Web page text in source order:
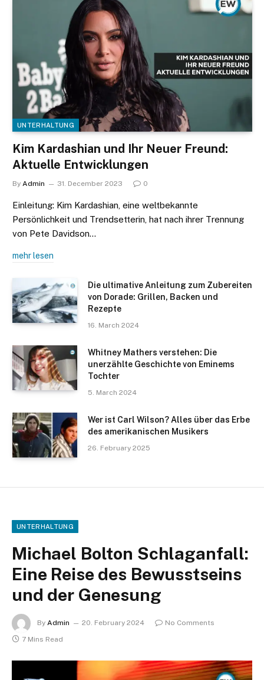
UNTERHALTUNG
Kim Kardashian und Ihr Neuer Freund:
Aktuelle Entwicklungen
By Admin 31. December 2023 0
Einleitung: Kim Kardashian, eine weltbekannte
Persönlichkeit und Trendsetterin, hat nach ihrer Trennung
von Pete Davidson…
mehr lesen
Die ultimative Anleitung zum Zubereiten
von Dorade: Grillen, Backen und
Rezepte
16. March 2024
Whitney Mathers verstehen: Die
unerzählte Geschichte von Eminems
Tochter
5. March 2024
Wer ist Carl Wilson? Alles über das Erbe
des amerikanischen Musikers
26. February 2025
UNTERHALTUNG
Michael Bolton Schlaganfall:
Eine Reise des Bewusstseins
und der Genesung
By Admin 20. February 2024
No Comments
7 Mins Read